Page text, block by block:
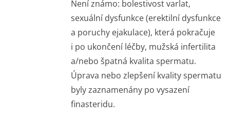
Není známo: bolestivost varlat,
sexuální dysfunkce (erektilní dysfunkce
a poruchy ejakulace), která pokračuje
i po ukončení léčby, mužská infertilita
a/nebo špatná kvalita spermatu.
Úprava nebo zlepšení kvality spermatu
byly zaznamenány po vysazení
finasteridu.